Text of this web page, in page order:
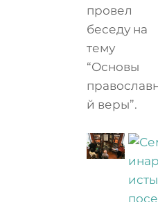
провел
беседу на
тему
“Основы
й веры”.